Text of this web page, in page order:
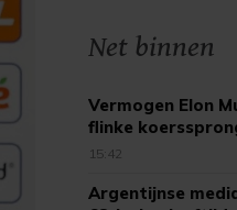
Net binnen
Vermogen Elon
flinke
15:42
Argentijnse